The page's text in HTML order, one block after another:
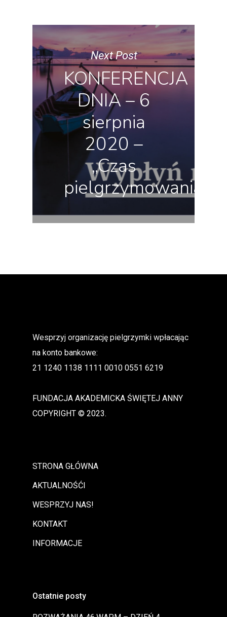
Next Post
KONFERENCJA
DNIA – 6
sierpnia
2020 –
„Czas
pielgrzymowania”
Wesprzyj organizację pielgrzymki wpłacając
na konto bankowe:
21 1240 1138 1111 0010 0551 6219
FUNDACJA AKADEMICKA ŚWIĘTEJ ANNY
COPYRIGHT © 2023.
STRONA GŁÓWNA
AKTUALNOŚĆI
WESPRZYJ NAS!
KONTAKT
INFORMACJE
Ostatnie posty